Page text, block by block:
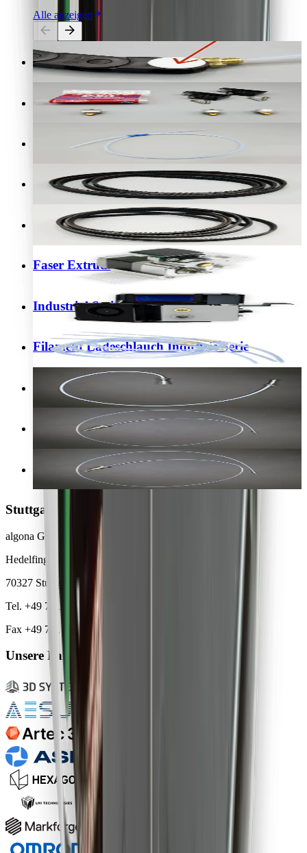
Alle anzeigen
Energieketten Gleitstück
Umlenkrollen Wartungskit Desktop Series
Zuführschlauch Grundmaterial Desktop Series
Ersatz-Riemen „Rear Belt“ Desktop Series
Ersatz-Riemen „Front Belt“ Desktop Series
Faser Extruder Desktop Series
Industrial Series Druckkopf X5 / X7
Filament Ladeschlauch Industrie Serie
Filament Förderschlauch Industrie Serie
Faser Ladeschlauch Industrie Serie
Faser Förderschlauch Industrie Serie
Stuttgart
algona GmbH Headquarters
Hedelfinger Straße 55
70327 Stuttgart
Tel. +49 711 217 282 73
Fax +49 711 217 282 79
Unsere Partner